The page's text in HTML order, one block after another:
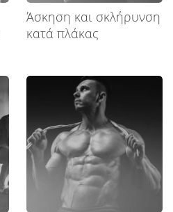
Άσκηση και σκλήρυνση
κατά πλάκας